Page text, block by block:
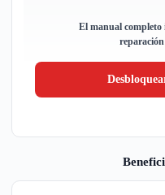
El manual completo